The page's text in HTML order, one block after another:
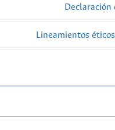
Lineamientos